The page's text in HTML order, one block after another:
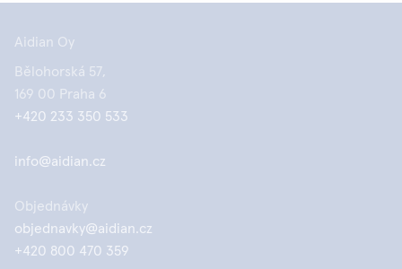
Aidian Oy
Bělohorská 57,
169 00 Praha 6
+420 233 350 533
info@aidian.cz
Objednávky
objednavky@aidian.cz
+420 800 470 359